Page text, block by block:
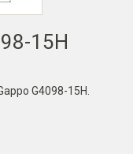
15H
G4098-15H.